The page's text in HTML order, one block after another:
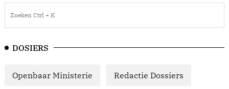
DOSIERS
Openbaar Ministerie Redactie Dossiers